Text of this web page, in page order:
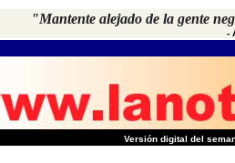
"Mantente alejado de la gente
-
Versión digital del